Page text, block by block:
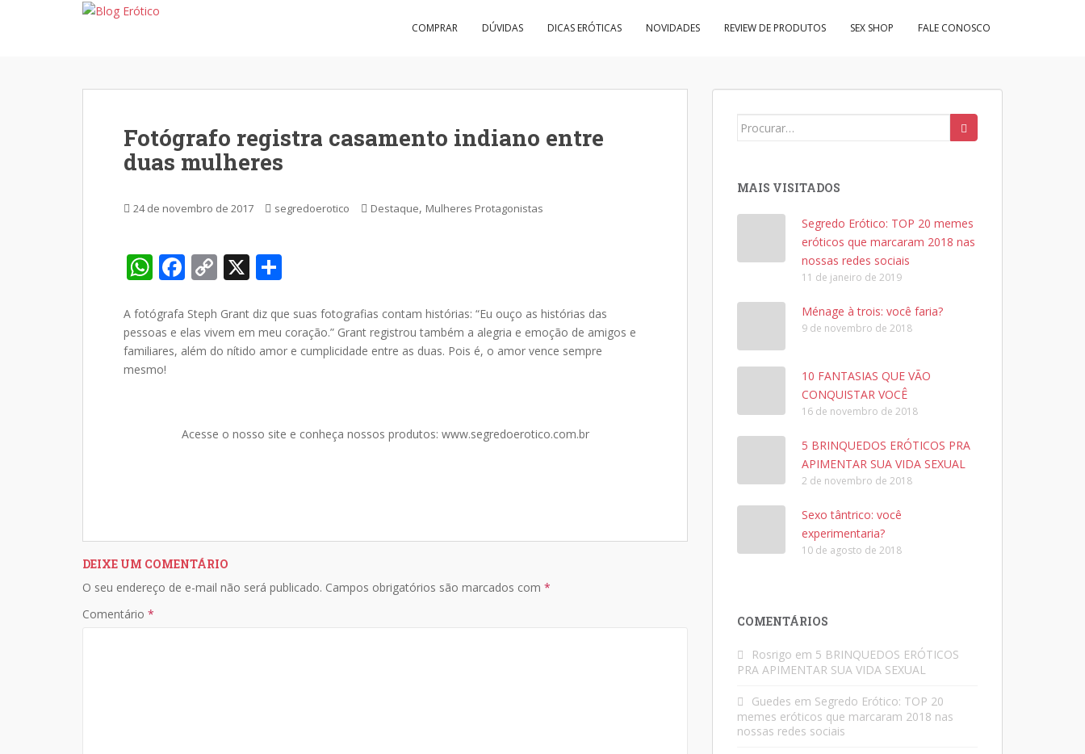
COMPRAR DÚVIDAS DICAS ERÓTICAS NOVIDADES REVIEW DE PRODUTOS SEX SHOP FALE CONOSCO
Fotógrafo​ ​registra​ ​casamento​ ​indiano​ ​entre​ ​
duas​ ​mulheres
24 de novembro de 2017 segredoerotico Destaque, Mulheres Protagonistas
W
at
s
A
F
e
b
k
C
p
y
X
ar
e
A fotógrafa Steph Grant diz que suas fotografias contam histórias: “Eu ouço as histórias das
pessoas e elas vivem em meu coração.” Grant registrou também a alegria e emoção de amigos e
familiares, além do nítido amor e cumplicidade entre as duas. Pois é, o amor vence sempre
mesmo!
Acesse o nosso site e conheça nossos produtos: www.segredoerotico.com.br
DEIXE UM COMENTÁRIO
O seu endereço de e-mail não será publicado. Campos obrigatórios são marcados com *
Comentário *
Search
MAIS VISITADOS
Segredo Erótico: TOP 20 memes
eróticos que marcaram 2018 nas
nossas redes sociais
11 de janeiro de 2019
Ménage à trois: você faria?
9 de novembro de 2018
10 FANTASIAS QUE VÃO
CONQUISTAR VOCÊ
16 de novembro de 2018
5 BRINQUEDOS ERÓTICOS PRA
APIMENTAR SUA VIDA SEXUAL
2 de novembro de 2018
Sexo tântrico: você
experimentaria?
10 de agosto de 2018
COMENTÁRIOS
Rosrigo em 5 BRINQUEDOS ERÓTICOS
PRA APIMENTAR SUA VIDA SEXUAL
Guedes em Segredo Erótico: TOP 20
memes eróticos que marcaram 2018 nas
nossas redes sociais